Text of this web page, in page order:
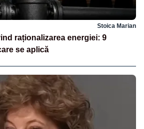
Stoica Marian
raționalizarea energiei: 9
se aplică